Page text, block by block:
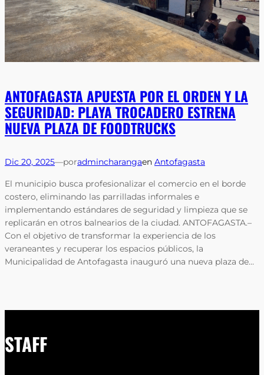
ANTOFAGASTA APUESTA POR EL ORDEN Y LA
SEGURIDAD: PLAYA TROCADERO ESTRENA
NUEVA PLAZA DE FOODTRUCKS
Dic 20, 2025—poradmincharangaen Antofagasta
El municipio busca profesionalizar el comercio en el borde
costero, eliminando las parrilladas informales e
implementando estándares de seguridad y limpieza que se
replicarán en otros balnearios de la ciudad. ANTOFAGASTA.–
Con el objetivo de transformar la experiencia de los
veraneantes y recuperar los espacios públicos, la
Municipalidad de Antofagasta inauguró una nueva plaza de…
STAFF